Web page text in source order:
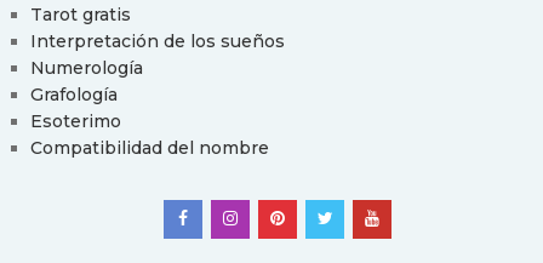
Tarot gratis
Interpretación de los sueños
Numerología
Grafología
Esoterimo
Compatibilidad del nombre